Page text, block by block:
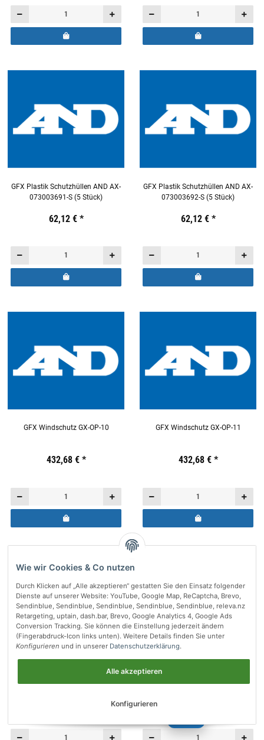
GFX Plastik Schutzhüllen AND AX-
073003691-S (5 Stück)
19,44 €inkl. 19% USt.
62,12 € *
GFX Plastik Schutzhüllen AND AX-
073003692-S (5 Stück)
19,44 €inkl. 19% USt.
62,12 € *
GFX Windschutz GX-OP-10
19,44 €inkl. 19% USt.
432,68 € *
GFX Windschutz GX-OP-11
19,44 €inkl. 19% USt.
432,68 € *
Glasfaserfilter Ø 70 mm AND
Glasfaserfilter Ø 78 mm AND
Preis:
Wie wir Cookies & Co nutzen
Durch Klicken auf „Alle akzeptieren“ gestatten Sie den Einsatz folgender
Dienste auf unserer Website: YouTube, Google Map, ReCaptcha, Brevo,
Sendinblue, Sendinblue, Sendinblue, Sendinblue, Sendinblue, releva.nz
Retargeting, uptain, dash.bar, Brevo, Google Analytics 4, Google Ads
Conversion Tracking. Sie können die Einstellung jederzeit ändern
(Fingerabdruck-Icon links unten). Weitere Details finden Sie unter
Konfigurieren und in unserer Datenschutzerklärung.
Alle akzeptieren
Konfigurieren